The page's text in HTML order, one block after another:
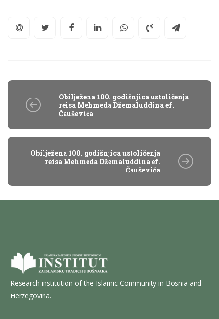
Obilježena 100. godišnjica ustoličenja
reisa Mehmeda Džemaluddina ef.
Čauševića
Obilježena 100. godišnjica ustoličenja
reisa Mehmeda Džemaluddina ef.
Čauševića
Research institution of the Islamic Community in Bosnia and
Herzegovina.